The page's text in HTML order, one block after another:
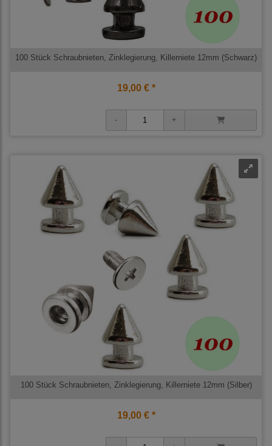
100 Stück Schraubnieten, Zinklegierung, Killerniete 12mm (Schwarz)
19,00 € *
100 Stück Schraubnieten, Zinklegierung, Killerniete 12mm (Silber)
19,00 € *